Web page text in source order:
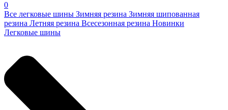
0
Все легковые шины Зимняя резина Зимняя шипованная
резина Летняя резина Всесезонная резина Новинки
Легковые шины